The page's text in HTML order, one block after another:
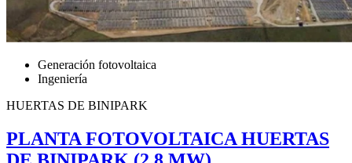
Generación fotovoltaica
Ingeniería
HUERTAS DE BINIPARK
PLANTA FOTOVOLTAICA HUERTAS